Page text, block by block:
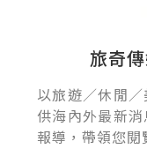
旅奇
以旅遊／休閒
供海內外最新
報導，帶領您閱